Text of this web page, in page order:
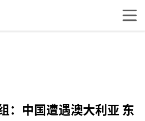
：中国遭遇澳大利亚 东